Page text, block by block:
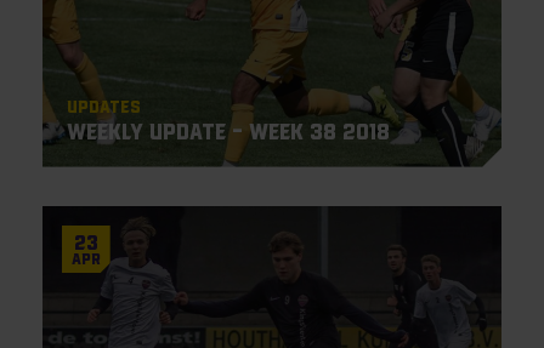
Updates
Weekly Update – Week 38 2018
23
Apr